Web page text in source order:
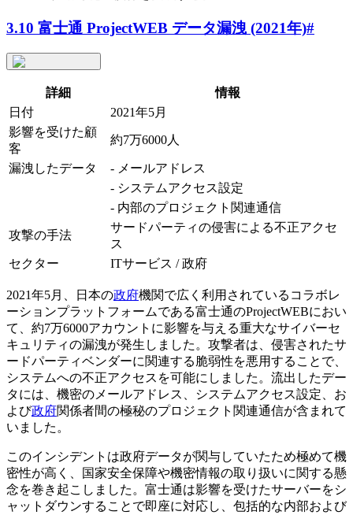
3.10 富士通 ProjectWEB データ漏洩 (2021年)#
詳細
情報
日付
2021年5月
影響を受けた顧
客
約7万6000人
漏洩したデータ
- メールアドレス
- システムアクセス設定
- 内部のプロジェクト関連通信
攻撃の手法
サードパーティの侵害による不正アクセ
ス
セクター
ITサービス / 政府
2021年5月、日本の政府機関で広く利用されているコラボレ
ーションプラットフォームである富士通のProjectWEBにおい
て、約7万6000アカウントに影響を与える重大なサイバーセ
キュリティの漏洩が発生しました。攻撃者は、侵害されたサ
ードパーティベンダーに関連する脆弱性を悪用することで、
システムへの不正アクセスを可能にしました。流出したデー
タには、機密のメールアドレス、システムアクセス設定、お
よび政府関係者間の極秘のプロジェクト関連通信が含まれて
いました。
このインシデントは政府データが関与していたため極めて機
密性が高く、国家安全保障や機密情報の取り扱いに関する懸
念を巻き起こしました。富士通は影響を受けたサーバーをシ
ャットダウンすることで即座に対応し、包括的な内部および